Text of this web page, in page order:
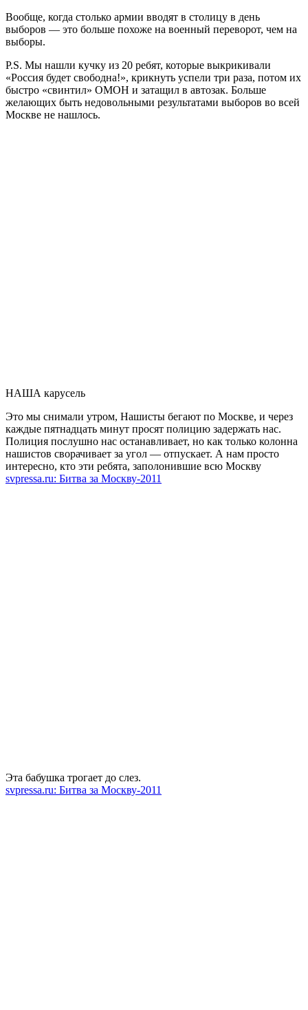
Вообще, когда столько армии вводят в столицу в день
выборов — это больше похоже на военный переворот, чем на
выборы.
P.S. Мы нашли кучку из 20 ребят, которые выкрикивали
«Россия будет свободна!», крикнуть успели три раза, потом их
быстро «свинтил» ОМОН и затащил в автозак. Больше
желающих быть недовольными результатами выборов во всей
Москве не нашлось.
НАША карусель
Это мы снимали утром, Нашисты бегают по Москве, и через
каждые пятнадцать минут просят полицию задержать нас.
Полиция послушно нас останавливает, но как только колонна
нашистов сворачивает за угол — отпускает. А нам просто
интересно, кто эти ребята, заполонившие всю Москву
svpressa.ru: Битва за Москву-2011
Эта бабушка трогает до слез.
svpressa.ru: Битва за Москву-2011